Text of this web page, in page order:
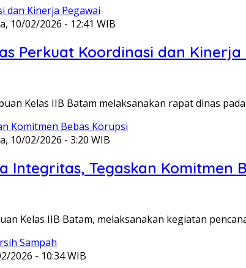
10/02/2026 - 12:41 WIB
Perkuat Koordinasi dan Kinerja
Kelas IIB Batam melaksanakan rapat dinas
10/02/2026 - 3:20 WIB
Integritas, Tegaskan Komitmen
Kelas IIB Batam, melaksanakan kegiatan
2026 - 10:34 WIB